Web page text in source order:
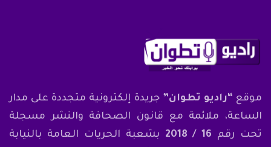
موقع “راديو تطوان” جريدة إلكترونية متجددة على مدار
الساعة، ملائمة مع قانون الصحافة والنشر مسجلة
تحت رقم 16 / 2018
بشعبة الحريات العامة بالنيابة